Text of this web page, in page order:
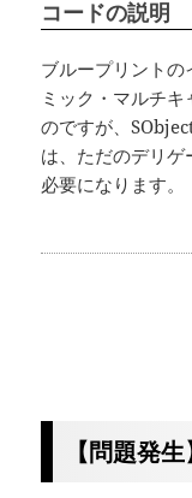
コードの説明
ブループリント
ミック・マルチ
のですが、
は、ただのデリ
必要になります。
【問題発